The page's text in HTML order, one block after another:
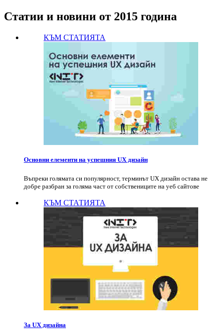
Статии и новини от 2015 година
КЪМ СТАТИЯТА
Основни елементи на успешния UX дизайн
Въпреки голямата си популярност, терминът UX дизайн остава не
добре разбран за голяма част от собствениците на уеб сайтове
КЪМ СТАТИЯТА
За UX дизайна